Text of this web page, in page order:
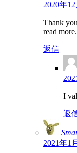
2020年
Thank
read
返信
I
返
2021年1